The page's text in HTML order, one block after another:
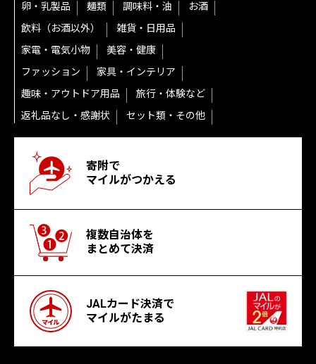
卵・乳製品
麺類 調味料・油
お酒
飲料（お酒以外）
雑貨・日用品
家電・電気小物
美容・健康
ファッション
家具・インテリア
趣味・アウトドア用品
旅行・体験など
返礼品なし・感謝状
セット類・その他
寄附で
マイルがつかえる
複数自治体を
まとめて決済
JALカード決済で
マイルがたまる